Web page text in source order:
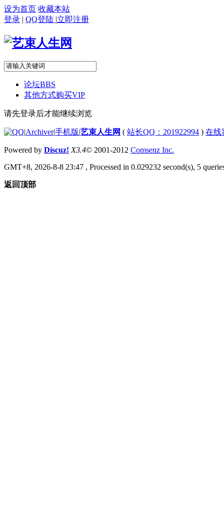
设为首页 收藏本站
登录 | QQ登陆 |立即注册
论坛BBS
其他方式购买VIP
请先登录后才能继续浏览
|Archiver|手机版|艺束人生网 ( 站长QQ：201922994 ) 在线
Powered by Discuz! X3.4© 2001-2012 Comsenz Inc.
GMT+8, 2026-8-8 23:47 , Processed in 0.029232 second(s), 5
返回顶部